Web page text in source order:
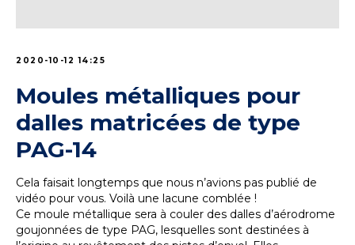
2020-10-12 14:25
Moules métalliques pour
dalles matricées de type
PAG-14
Cela faisait longtemps que nous n’avions pas publié de
vidéo pour vous. Voilà une lacune comblée !
Ce moule métallique sera à couler des dalles d’aérodrome
goujonnées de type PAG, lesquelles sont destinées à